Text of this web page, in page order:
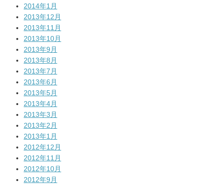
2014年1月
2013年12月
2013年11月
2013年10月
2013年9月
2013年8月
2013年7月
2013年6月
2013年5月
2013年4月
2013年3月
2013年2月
2013年1月
2012年12月
2012年11月
2012年10月
2012年9月